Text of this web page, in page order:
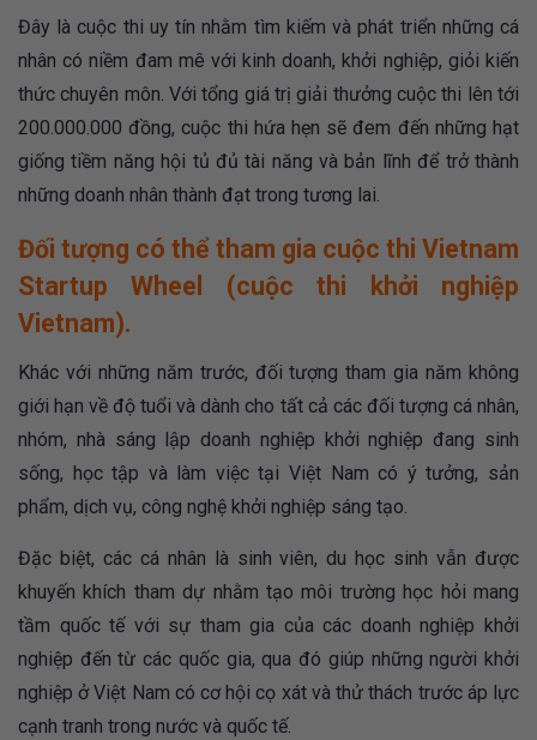
Đây là cuộc thi uy tín nhằm tìm kiếm và phát triển những cá
nhân có niềm đam mê với kinh doanh, khởi nghiệp, giỏi kiến
thức chuyên môn. Với tổng giá trị giải thưởng cuộc thi lên tới
200.000.000 đồng, cuộc thi hứa hẹn sẽ đem đến những hạt
giống tiềm năng hội tủ đủ tài năng và bản lĩnh để trở thành
những doanh nhân thành đạt trong tương lai.
Đối tượng có thể tham gia cuộc thi Vietnam
Startup Wheel (cuộc thi khởi nghiệp
Vietnam).
Khác với những năm trước, đối tượng tham gia năm không
giới hạn về độ tuổi và dành cho tất cả các đối tượng cá nhân,
nhóm, nhà sáng lập doanh nghiệp khởi nghiệp đang sinh
sống, học tập và làm việc tại Việt Nam có ý tưởng, sản
phẩm, dịch vụ, công nghệ khởi nghiệp sáng tạo.
Đặc biệt, các cá nhân là sinh viên, du học sinh vẫn được
khuyến khích tham dự nhằm tạo môi trường học hỏi mang
tầm quốc tế với sự tham gia của các doanh nghiệp khởi
nghiệp đến từ các quốc gia, qua đó giúp những người khởi
nghiệp ở Việt Nam có cơ hội cọ xát và thử thách trước áp lực
cạnh tranh trong nước và quốc tế.